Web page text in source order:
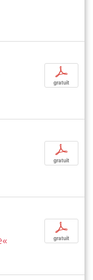
p
gratuit
p
gratuit
p
gratuit